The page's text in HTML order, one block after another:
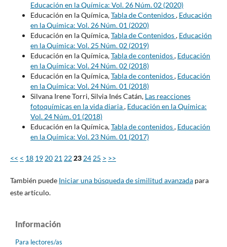
Educación en la Química: Vol. 26 Núm. 02 (2020)
Educación en la Química,Tabla de Contenidos, Educación
en la Química: Vol. 26 Núm. 01 (2020)
Educación en la Química,Tabla de Contenidos, Educación
en la Química: Vol. 25 Núm. 02 (2019)
Educación en la Química,Tabla de contenidos, Educación
en la Química: Vol. 24 Núm. 02 (2018)
Educación en la Química,Tabla de contenidos, Educación
en la Química: Vol. 24 Núm. 01 (2018)
Silvana Irene Torri, Silvia Inés Catán, Las reacciones
fotoquímicas en la vida diaria, Educación en la Química:
Vol. 24 Núm. 01 (2018)
Educación en la Química,Tabla de contenidos, Educación
en la Química: Vol. 23 Núm. 01 (2017)
<< < 18 19 20 21 2223 24 25 > >>
También puede Iniciar una búsqueda de similitud avanzadapara
este artículo.
Información
Para lectores/as